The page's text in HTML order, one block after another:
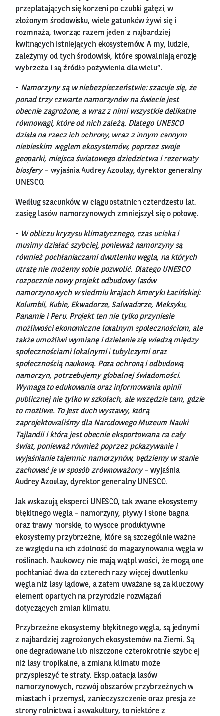
przeplatających się korzeni po czubki gałęzi, w
złożonym środowisku, wiele gatunków żywi się i
rozmnaża, tworząc razem jeden z najbardziej
kwitnących istniejących ekosystemów. A my, ludzie,
zależymy od tych środowisk, które spowalniają erozję
wybrzeża i są źródło pożywienia dla wielu”.
- Namorzyny są w niebezpieczeństwie: szacuje się, że
ponad trzy czwarte namorzynów na świecie jest
obecnie zagrożone, a wraz z nimi wszystkie delikatne
równowagi, które od nich zależą. Dlatego UNESCO
działa na rzecz ich ochrony, wraz z innym cennym
niebieskim węglem ekosystemów, poprzez swoje
geoparki, miejsca światowego dziedzictwa i rezerwaty
biosfery– wyjaśnia Audrey Azoulay, dyrektor generalny
UNESCO.
Według szacunków, w ciągu ostatnich czterdzestu lat,
zasięg lasów namorzynowych zmniejszył się o połowę.
- W obliczu kryzysu klimatycznego, czas ucieka i
musimy działać szybciej, ponieważ namorzyny są
również pochłaniaczami dwutlenku węgla, na których
utratę nie możemy sobie pozwolić. Dlatego UNESCO
rozpocznie nowy projekt odbudowy lasów
namorzynowych w siedmiu krajach Ameryki Łacińskiej:
Kolumbii, Kubie, Ekwadorze, Salwadorze, Meksyku,
Panamie i Peru. Projekt ten nie tylko przyniesie
możliwości ekonomiczne lokalnym społecznościom, ale
także umożliwi wymianę i dzielenie się wiedzą między
społecznościami lokalnymi i tubylczymi oraz
społecznością naukową. Poza ochroną i odbudową
namorzyn, potrzebujemy globalnej świadomości.
Wymaga to edukowania oraz informowania opinii
publicznej nie tylko w szkołach, ale wszędzie tam, gdzie
to możliwe. To jest duch wystawy, którą
zaprojektowaliśmy dla Narodowego Muzeum Nauki
Tajlandii i która jest obecnie eksportowana na cały
świat, ponieważ również poprzez pokazywanie i
wyjaśnianie tajemnic namorzynów, będziemy w stanie
zachować je w sposób zrównoważony– wyjaśnia
Audrey Azoulay, dyrektor generalny UNESCO.
Jak wskazują eksperci UNESCO, tak zwane ekosystemy
błękitnego węgla – namorzyny, pływy i słone bagna
oraz trawy morskie, to wysoce produktywne
ekosystemy przybrzeżne, które są szczególnie ważne
ze względu na ich zdolność do magazynowania węgla w
roślinach. Naukowcy nie mają wątpliwości, że mogą one
pochłaniać dwa do czterech razy więcej dwutlenku
węgla niż lasy lądowe, a zatem uważane są za kluczowy
element opartych na przyrodzie rozwiązań
dotyczących zmian klimatu.
Przybrzeżne ekosystemy błękitnego węgla, są jednymi
z najbardziej zagrożonych ekosystemów na Ziemi. Są
one degradowane lub niszczone czterokrotnie szybciej
niż lasy tropikalne, a zmiana klimatu może
przyspieszyć te straty. Eksploatacja lasów
namorzynowych, rozwój obszarów przybrzeżnych w
miastach i przemysł, zanieczyszczenie oraz presja ze
strony rolnictwa i akwakultury, to niektóre z